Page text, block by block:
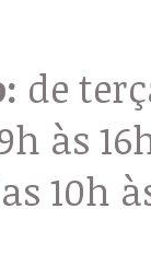
de
às
10h